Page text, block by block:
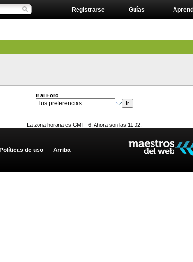
Guías
Registrarse
Ir al Foro
La zona horaria es GMT -6. Ahora son las 11:02.
Políticas de uso - Arriba